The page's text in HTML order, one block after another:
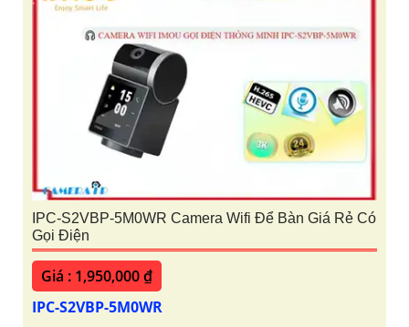
IPC-S2VBP-5M0WR Camera Wifi Để Bàn Giá Rẻ Có
Gọi Điện
Giá : 1,950,000 ₫
IPC-S2VBP-5M0WR